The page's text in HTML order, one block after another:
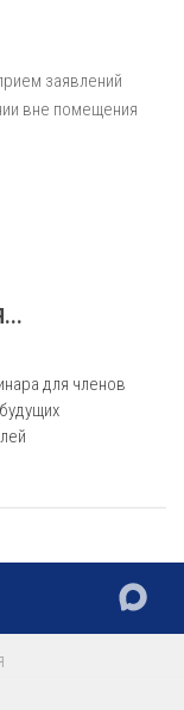
заявлений
вне помещения
для членов